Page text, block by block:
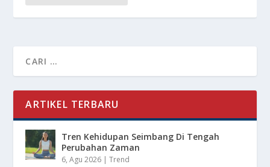
ARTIKEL TERBARU
Tren Kehidupan Seimbang Di Tengah
Perubahan Zaman
6, Agu 2026 |Trend